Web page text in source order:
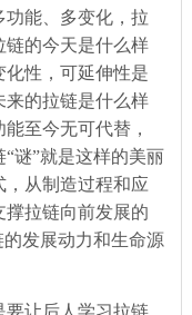
功能、多变化，拉
链的今天是什么样
性，可延伸性是
来的拉链是什么样
至今无可代替，
谜”就是这样的美丽
从制造过程和应
撑拉链向前发展的
发展动力和生命源
要让后人学习拉链